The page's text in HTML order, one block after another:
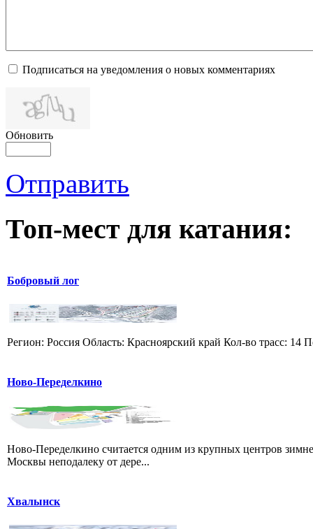
Подписаться на уведомления о новых комментариях
Обновить
Отправить
Топ-мест для катания:
Бобровый лог
Регион: Россия Область: Красноярский край Кол-во трасс:
Ново-Переделкино
Ново-Переделкино считается одним из крупных центров
Москвы неподалеку от дере...
Хвалынск